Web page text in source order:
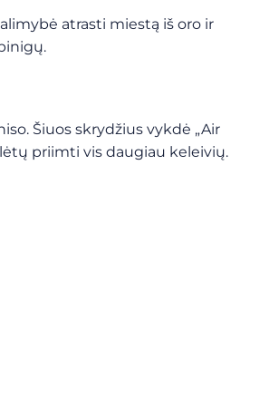
atrasti miestą iš oro ir
Šiuos skrydžius vykdė „Air
priimti vis daugiau keleivių.